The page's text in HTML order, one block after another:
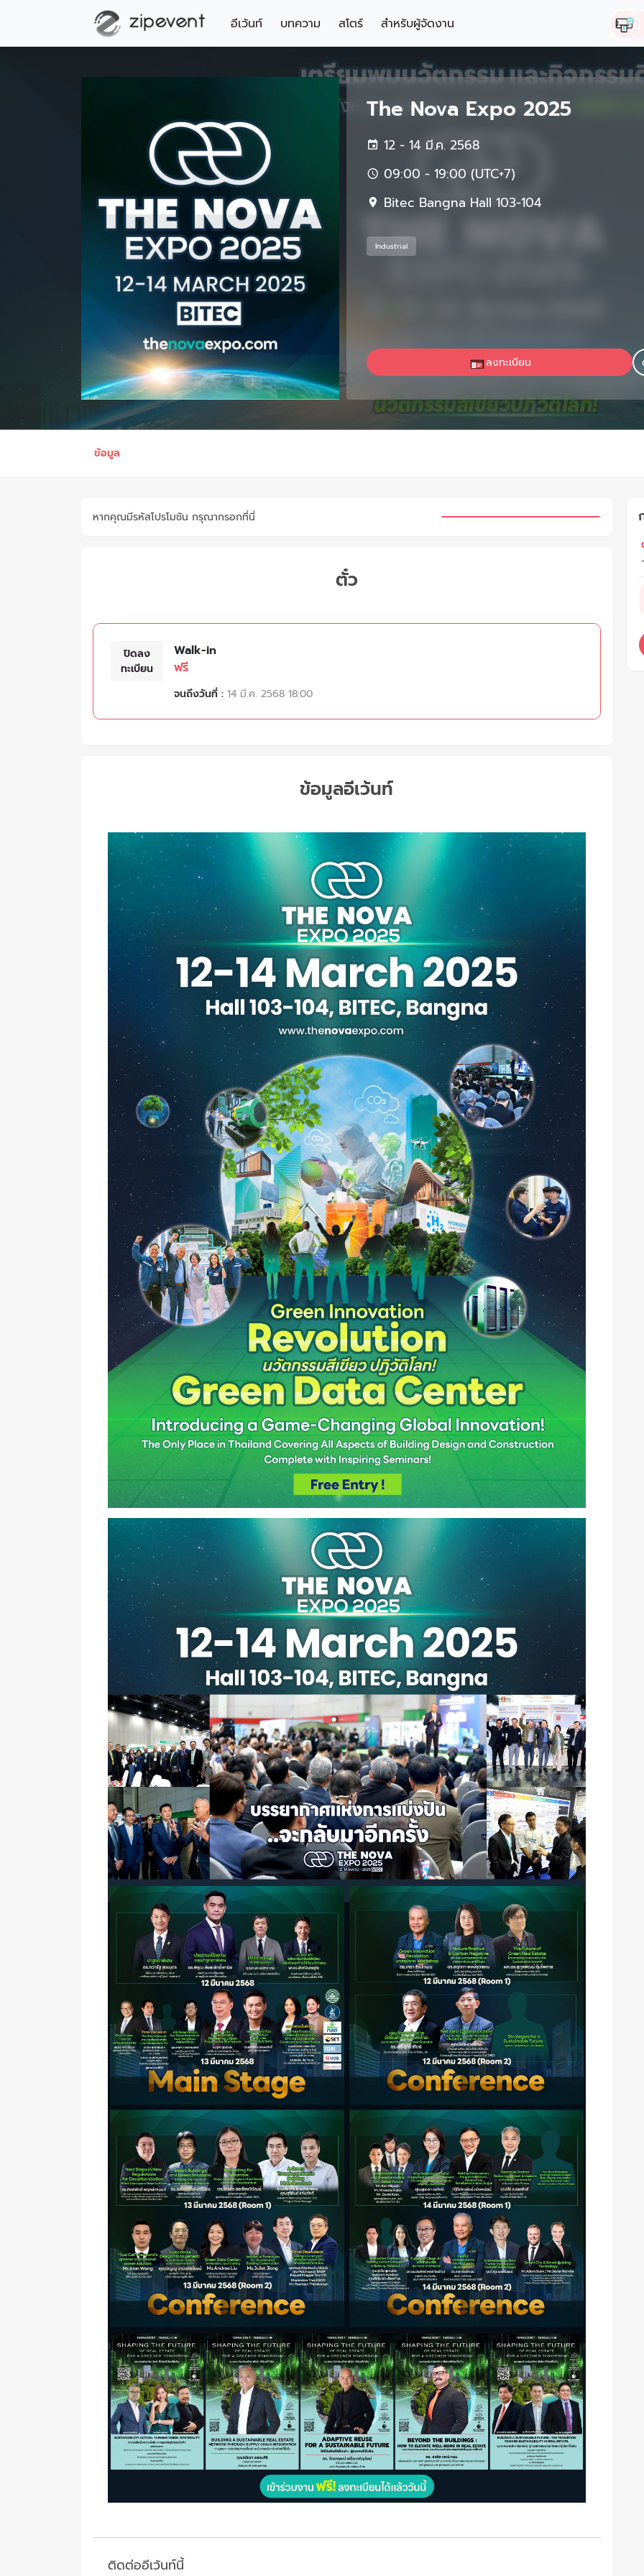
อีเว้นท์ บทความ สโตร์ สำหรับผู้จัดงาน
The Nova Expo 2025
12 - 14 มี.ค. 2568
09:00 - 19:00 (UTC+7)
Bitec Bangna Hall 103-104
Industrial
ลงทะเบียน
ข้อมูล
หากคุณมีรหัสโปรโมชัน กรุณากรอกที่นี่
ตั๋ว
ปิดลง
ทะเบียน
Walk-in
ฟรี
จนถึงวันที่ : 14 มี.ค. 2568 18:00
ข้อมูลอีเว้นท์
ติดต่ออีเว้นท์นี้